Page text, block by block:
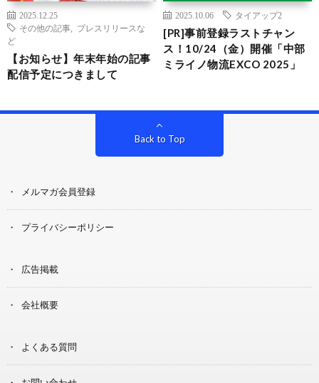
2025.12.25
その他の記事
プレスリリースな
ど
【お知らせ】年末年始の記事
配信予定につきまして
2025.10.06 タイアップ2
[PR]事前登録ラストチャン
ス！10/24（金）開催「中部
ミライノ物流EXCO 2025」
Back to Top
メルマガ会員登録
プライバシーポリシー
広告掲載
会社概要
よくある質問